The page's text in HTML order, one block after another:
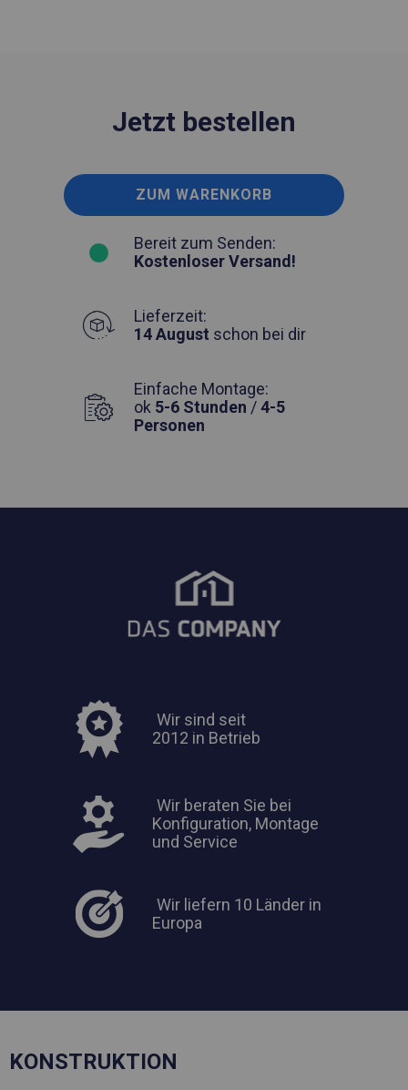
Jetzt bestellen
ZUM WARENKORB
Bereit zum Senden:
Kostenloser Versand!
Lieferzeit:
14 August schon bei dir
Einfache Montage:
ok 5-6 Stunden /4-5
Personen
Wir sind seit
2012 in Betrieb
Wir beraten Sie bei
Konfiguration, Montage
und Service
Wir liefern 10 Länder in
Europa
KONSTRUKTION